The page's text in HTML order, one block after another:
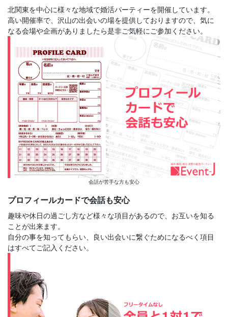
北関東を中心に様々な地域で婚活パーティーを開催しています。
高い開催率で、沢山の出会いの場を提供しておりますので、気に
なる会場や企画がありましたら是非ご気軽にご参加ください。
会話が苦手な方も安心
プロフィールカードで会話も安心
趣味や休日の過ごし方など様々な項目があるので、お互いを知る
ことが出来ます。
自分の事を知ってもらい、良い出会いに繋ぐためになるべく項目
はすべてご記入ください。